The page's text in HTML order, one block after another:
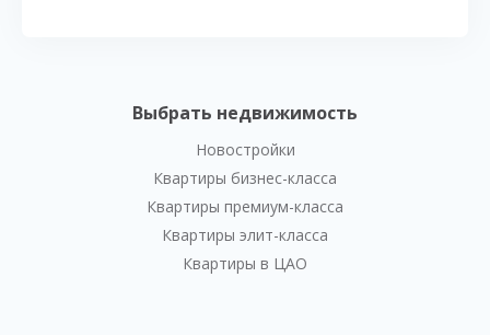
Выбрать недвижимость
Новостройки
Квартиры бизнес-класса
Квартиры премиум-класса
Квартиры элит-класса
Квартиры в ЦАО